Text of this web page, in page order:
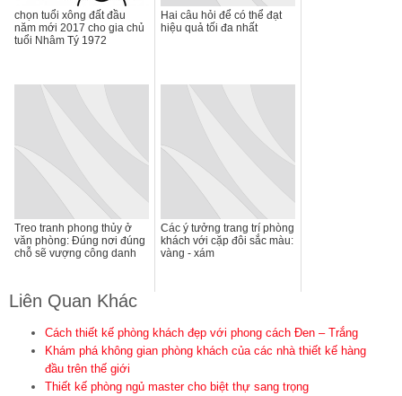
chọn tuổi xông đất đầu
năm mới 2017 cho gia chủ
tuổi Nhâm Tý 1972
Hai câu hỏi để có thể đạt
hiệu quả tối đa nhất
Treo tranh phong thủy ở
văn phòng: Đúng nơi đúng
chỗ sẽ vượng công danh
Các ý tưởng trang trí phòng
khách với cặp đôi sắc màu:
vàng - xám
Liên Quan Khác
Cách thiết kế phòng khách đẹp với phong cách Đen – Trắng
Khám phá không gian phòng khách của các nhà thiết kế hàng
đầu trên thế giới
Thiết kế phòng ngủ master cho biệt thự sang trọng